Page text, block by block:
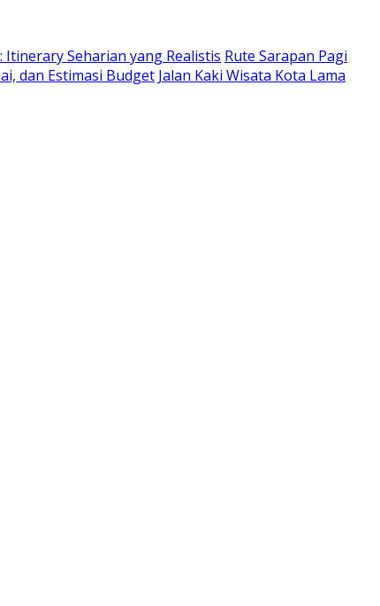
Seharian yang Realistis Rute Sarapan Pagi
dan Estimasi Budget Jalan Kaki Wisata Kota Lama